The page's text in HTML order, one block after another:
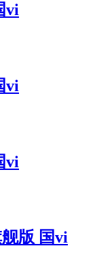
vi
vi
vi
版 国vi